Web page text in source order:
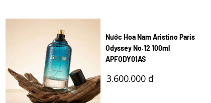
Nước Hoa Nam Aristino Paris
Odyssey No.12 100ml
APFODY01AS
3.600.000 đ